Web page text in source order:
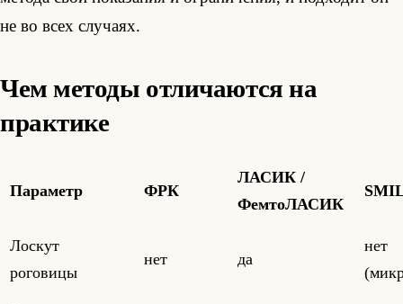
не во всех случаях.
Чем методы отличаются на
практике
Параметр ФРК
ЛАСИК /
ФемтоЛАСИК
Лоскут
роговицы
нет да
нет